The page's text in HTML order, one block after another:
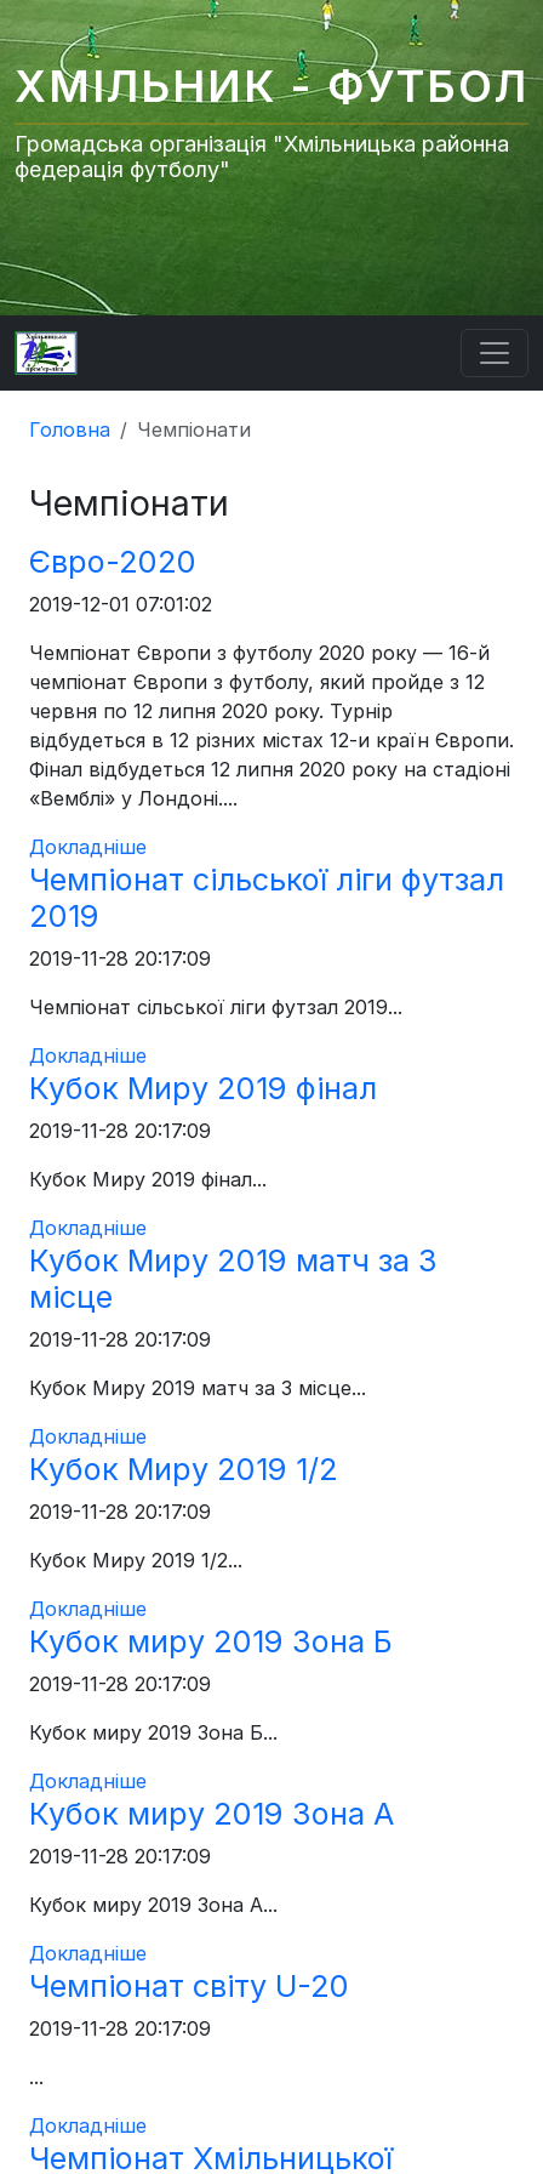
ХМІЛЬНИК - ФУТБОЛ
Громадська організація "Хмільницька районна
федерація футболу"
Головна Чемпіонати
Чемпіонати
Євро-2020
2019-12-01 07:01:02
Чемпіонат Європи з футболу 2020 року — 16-й
чемпіонат Європи з футболу, який пройде з 12
червня по 12 липня 2020 року. Турнір
відбудеться в 12 різних містах 12-и країн Європи.
Фінал відбудеться 12 липня 2020 року на стадіоні
«Вемблі» у Лондоні....
Докладніше
Чемпіонат сільської ліги футзал
2019
2019-11-28 20:17:09
Чемпіонат сільської ліги футзал 2019...
Докладніше
Кубок Миру 2019 фінал
2019-11-28 20:17:09
Кубок Миру 2019 фінал...
Докладніше
Кубок Миру 2019 матч за 3
місце
2019-11-28 20:17:09
Кубок Миру 2019 матч за 3 місце...
Докладніше
Кубок Миру 2019 1/2
2019-11-28 20:17:09
Кубок Миру 2019 1/2...
Докладніше
Кубок миру 2019 Зона Б
2019-11-28 20:17:09
Кубок миру 2019 Зона Б...
Докладніше
Кубок миру 2019 Зона А
2019-11-28 20:17:09
Кубок миру 2019 Зона А...
Докладніше
Чемпіонат світу U-20
2019-11-28 20:17:09
...
Докладніше
Чемпіонат Хмільницької